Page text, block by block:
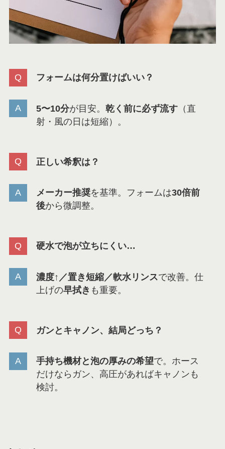
フォームは何分置けばいい？
5〜10分が目安。 乾く前に必ず流す（直
射・風の日は短縮）。
正しい希釈は？
メーカー推奨を基準。フォームは30倍前
後から微調整。
硬水で泡が立ちにくい…
濃度↑／置き短縮／軟水リンスで改善。仕
上げの早拭き も重要。
ガンとキャノン、結局どっち？
手持ち機材と泡の厚みの希望で。ホース
だけならガン、高圧があればキャノンも
検討。